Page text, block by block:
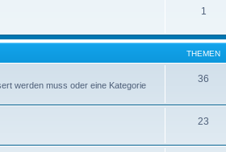
1
THEMEN
werden muss oder eine Kategorie
36
23